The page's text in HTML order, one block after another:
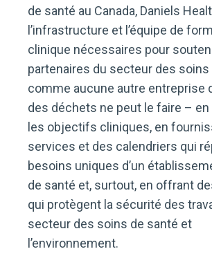
de santé au Canada, Daniels
l’infrastructure et l’équipe de
clinique nécessaires pour
partenaires du secteur des soins
comme aucune autre entreprise
des déchets ne peut le faire –
les objectifs cliniques, en
services et des calendriers qui
besoins uniques d’un
de santé et, surtout, en offrant
qui protègent la sécurité des
secteur des soins de santé et
l’environnement.